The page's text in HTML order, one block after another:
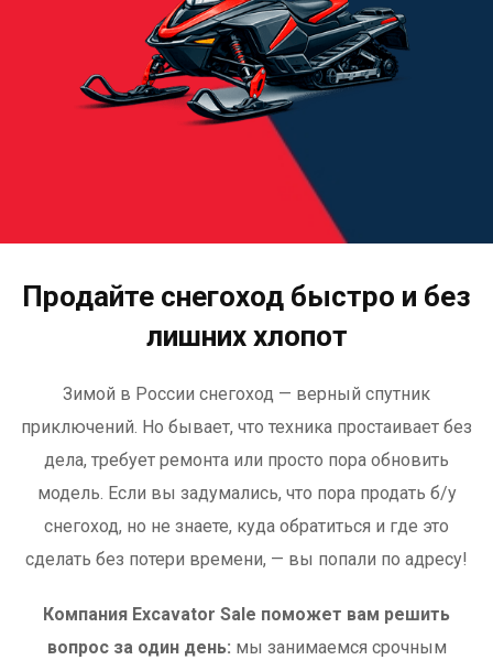
Продайте снегоход быстро и без
лишних хлопот
Зимой в России снегоход — верный спутник
приключений. Но бывает, что техника простаивает без
дела, требует ремонта или просто пора обновить
модель. Если вы задумались, что пора продать б/у
снегоход, но не знаете, куда обратиться и где это
сделать без потери времени, — вы попали по адресу!
Компания Excavator Sale поможет вам решить
вопрос за один день: мы занимаемся срочным